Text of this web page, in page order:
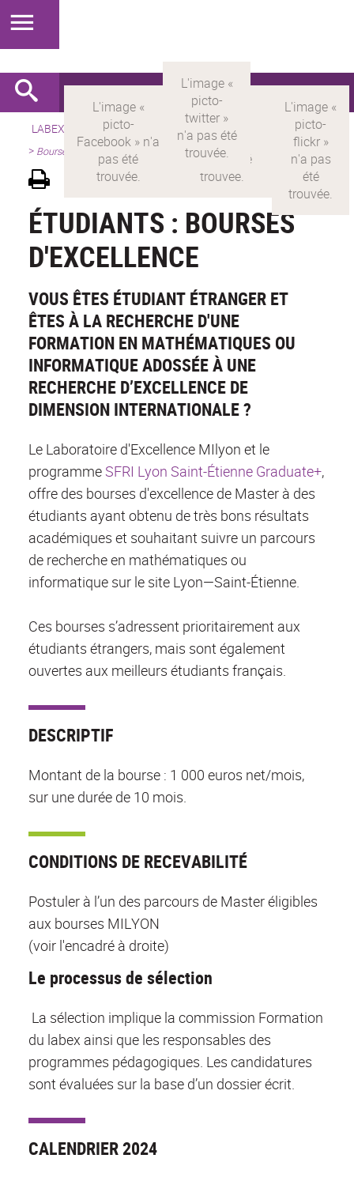
LABEX > LABEX MILYON Version française
Présentation
> Bourses
ÉTUDIANTS : BOURSES
D'EXCELLENCE
VOUS ÊTES ÉTUDIANT ÉTRANGER ET
ÊTES À LA RECHERCHE D'UNE
FORMATION EN MATHÉMATIQUES OU
INFORMATIQUE ADOSSÉE À UNE
RECHERCHE D’EXCELLENCE DE
DIMENSION INTERNATIONALE ?
Le Laboratoire d'Excellence MIlyon et le
programmeSFRI Lyon Saint-Étienne Graduate+,
offre des bourses d'excellence de Master à des
étudiants ayant obtenu de très bons résultats
académiques et souhaitant suivre un parcours
de recherche en mathématiques ou
informatique sur le site Lyon—Saint-Étienne.
Ces bourses s’adressent prioritairement aux
étudiants étrangers, mais sont également
ouvertes aux meilleurs étudiants français.
DESCRIPTIF
Montant de la bourse : 1 000 euros net/mois,
sur une durée de 10 mois.
CONDITIONS DE RECEVABILITÉ
Postuler à l’un des parcours de Master éligibles
aux bourses MILYON
(voir l'encadré à droite)
Le processus de sélection
La sélection implique la commission Formation
du labex ainsi que les responsables des
programmes pédagogiques. Les candidatures
sont évaluées sur la base d’un dossier écrit.
CALENDRIER 2024